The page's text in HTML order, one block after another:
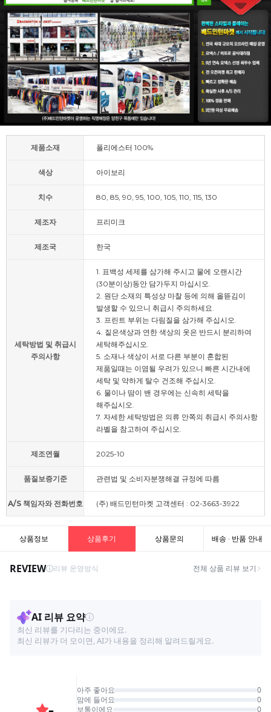
제품소재 폴리에스터 100%
색상 아이보리
치수 80, 85, 90, 95, 100, 105, 110, 115, 130
제조자 프리미크
제조국 한국
세탁방법 및 취급시
주의사항
1. 표백성 세제를 삼가해 주시고 물에 오랜시간
(30분이상)동안 담가두지 마십시오.
2. 원단 소재의 특성상 마찰 등에 의해 올뜯김이
발생할 수 있으니 취급시 주의하세요.
3. 프린트 부위는 다림질을 삼가해 주십시오.
4. 짙은색상과 연한 색상의 옷은 반드시 분리하여
세탁해주십시오.
5. 소재나 색상이 서로 다른 부분이 혼합된
제품일때는 이염될 우려가 있으니 빠른 시간내에
세탁 및 약하게 탈수 건조해 주십시오.
6. 물이나 땀이 밴 경우에는 신속히 세탁을
해주십시오.
7. 자세한 세탁방법은 의류 안쪽의 취급시 주의사항
라벨을 참고하여 주십시오.
제조연월 2025-10
품질보증기준 관련법 및 소비자분쟁해결 규정에 따름
A/S 책임자와 전화번호 (주) 배드민턴마켓 고객센터 : 02-3663-3922
상품정보 상품후기 상품문의 배송 · 반품 안내